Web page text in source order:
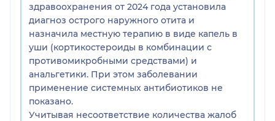
здравоохранения от 2024 года установила
диагноз острого наружного отита и
назначила местную терапию в виде капель в
уши (кортикостероиды в комбинации с
противомикробными средствами) и
анальгетики. При этом заболевании
применение системных антибиотиков не
показано.
Учитывая несоответствие количества жалоб